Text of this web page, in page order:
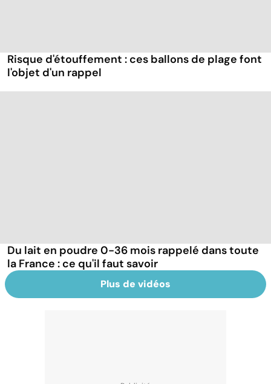
Risque d'étouffement : ces ballons de plage font
l'objet d'un rappel
Du lait en poudre 0-36 mois rappelé dans toute
la France : ce qu'il faut savoir
Plus de vidéos